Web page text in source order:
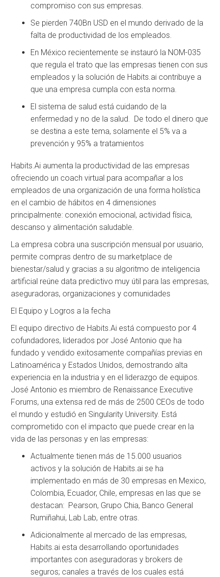
compromiso con sus empresas.
Se pierden 740Bn USD en el mundo derivado de la
falta de productividad de los empleados.
En México recientemente se instauró la NOM-035
que regula el trato que las empresas tienen con sus
empleados y la solución de Habits.ai contribuye a
que una empresa cumpla con esta norma.
El sistema de salud está cuidando de la
enfermedad y no de la salud. De todo el dinero que
se destina a este tema, solamente el 5% va a
prevención y 95% a tratamientos
Habits.Ai aumenta la productividad de las empresas
ofreciendo un coach virtual para acompañar a los
empleados de una organización de una forma holística
en el cambio de hábitos en 4 dimensiones
principalmente: conexión emocional, actividad física,
descanso y alimentación saludable.
La empresa cobra una suscripción mensual por usuario,
permite compras dentro de su marketplace de
bienestar/salud y gracias a su algoritmo de inteligencia
artificial reúne data predictivo muy útil para las empresas,
aseguradoras, organizaciones y comunidades
El Equipo y Logros a la fecha
El equipo directivo de Habits.Ai está compuesto por 4
cofundadores, liderados por José Antonio que ha
fundado y vendido exitosamente compañías previas en
Latinoamérica y Estados Unidos, demostrando alta
experiencia en la industria y en el liderazgo de equipos.
José Antonio es miembro de Renaissance Executive
Forums, una extensa red de más de 2500 CEOs de todo
el mundo y estudió en Singularity University. Está
comprometido con el impacto que puede crear en la
vida de las personas y en las empresas:
Actualmente tienen más de 15.000 usuarios
activos y la solución de Habits.ai se ha
implementado en más de 30 empresas en Mexico,
Colombia, Ecuador, Chile, empresas en las que se
destacan: Pearson, Grupo Chia, Banco General
Rumiñahui, Lab Lab, entre otras.
Adicionalmente al mercado de las empresas,
Habits.ai esta desarrollando oportunidades
importantes con aseguradoras y brokers de
seguros; canales a través de los cuales está